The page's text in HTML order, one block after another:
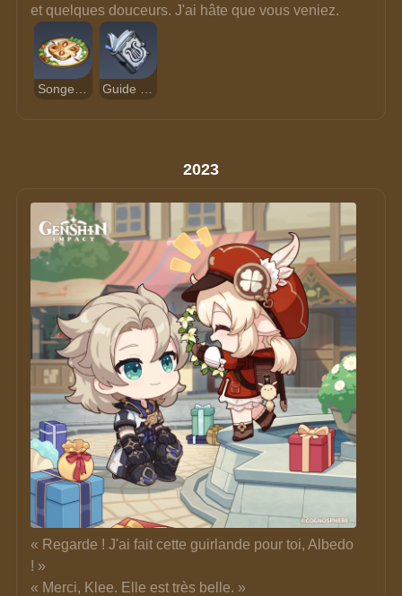
et quelques douceurs. J'ai hâte que vous veniez.
2023
« Regarde ! J'ai fait cette guirlande pour toi, Albedo
! »
« Merci, Klee. Elle est très belle. »